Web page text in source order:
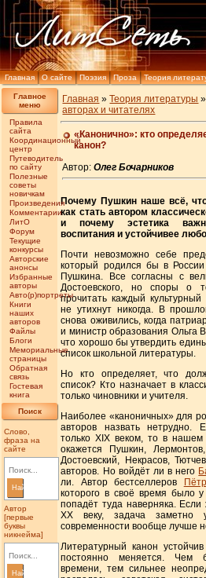
Главная О сайте Поэзия Проза Теория
Главное
меню
Правила
сайта
Координационный
центр
Путеводитель
по сайту
Полезные
советы
новичкам
Произведения
Комментарии
ЛитО
Форум
Текущие
конкурсы
Авторские
анонсы
Избранные
авторы
Авто(р)портреты
Книги
наших
авторов
Файлы
Блоги
Мемориальные
страницы
Обратная
связь
Гостевая
книга
Поиск
Слово,
фраза на
сайте
Найти
Автор
[первые
буквы
никнейма]
Найти
Главная »Теория литературы
авторах и читателях
«Канонично»: кто
канон?
Автор:Олег Бочарников
Почему Пушкин наше всё,
как стать автором
и почему эстетика
воспитания и устойчивее
Почти невозможно себе
который родился бы в
Пушкина. Все согласны с
Достоевского, но споры о
прочитать каждый культурный
не утихнут никогда. В
снова оживились, когда
и министр образования Ольга
что хорошо бы утвердить
список школьной литературы.
Но кто определяет, что
список? Кто назначает в
только чиновники и учителя.
Наиболее «каноничных» для
авторов назвать нетрудно.
только XIX веком, то в нашем
окажется Пушкин,
Достоевский, Некрасов,
авторов. Но войдёт ли в него
ли. Автор бестселлеров
которого в своё время было
попадёт туда наверняка.
XX веку, задача заметно
современности вообще лучше
Литературный канон
постоянно меняется. Чем
времени, тем сильнее